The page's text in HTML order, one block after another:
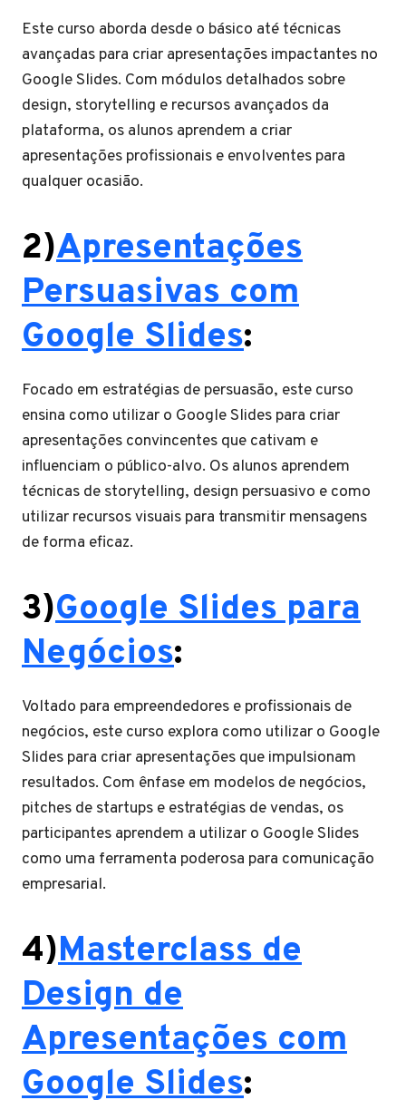
Este curso aborda desde o básico até técnicas
avançadas para criar apresentações impactantes no
Google Slides. Com módulos detalhados sobre
design, storytelling e recursos avançados da
plataforma, os alunos aprendem a criar
apresentações profissionais e envolventes para
qualquer ocasião.
2)Apresentações
Persuasivas com
Google Slides:
Focado em estratégias de persuasão, este curso
ensina como utilizar o Google Slides para criar
apresentações convincentes que cativam e
influenciam o público-alvo. Os alunos aprendem
técnicas de storytelling, design persuasivo e como
utilizar recursos visuais para transmitir mensagens
de forma eficaz.
3)Google Slides para
Negócios:
Voltado para empreendedores e profissionais de
negócios, este curso explora como utilizar o Google
Slides para criar apresentações que impulsionam
resultados. Com ênfase em modelos de negócios,
pitches de startups e estratégias de vendas, os
participantes aprendem a utilizar o Google Slides
como uma ferramenta poderosa para comunicação
empresarial.
4)Masterclass de
Design de
Apresentações com
Google Slides: